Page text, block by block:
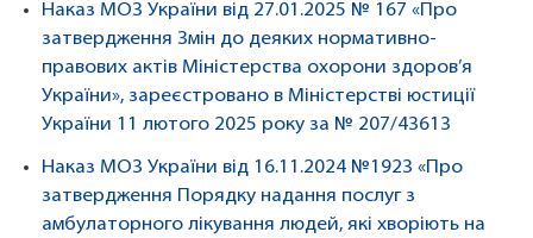
Наказ МОЗ України від 27.01.2025 № 167 «Про
затвердження Змін до деяких нормативно-
правових актів Міністерства охорони здоров’я
України», зареєстровано в Міністерстві юстиції
України 11 лютого 2025 року за № 207/43613
Наказ МОЗ України від 16.11.2024 №1923 «Про
затвердження Порядку надання послуг з
амбулаторного лікування людей, які хворіють на